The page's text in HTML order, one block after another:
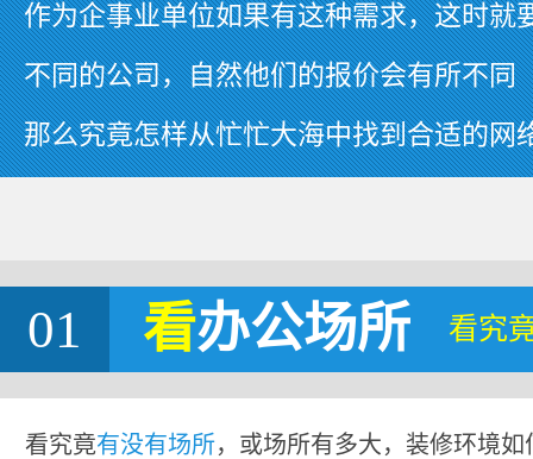
作为企事业单位如果有这种需求，这时就
不同的公司，自然他们的报价会有所不同
那么究竟怎样从忙忙大海中找到合适的网
01 看办公场所 看究
看究竟有没有场所，或场所有多大，装修环境